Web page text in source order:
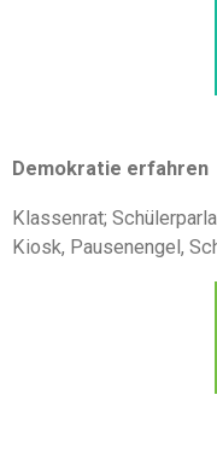
Demokratie erfahren
Klassenrat;
Kiosk, Pausenengel,